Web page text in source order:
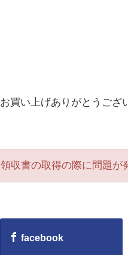
お買い上げありがとうござ
領収書の取得の際に問題が
facebook